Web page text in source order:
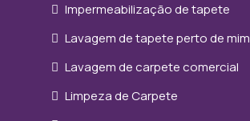
Impermeabilização de tapete
Lavagem de tapete perto de mim
Lavagem de carpete comercial
Limpeza de Carpete